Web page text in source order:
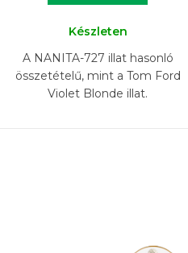
Készleten
A NANITA-727 illat hasonló
összetételű, mint a Tom Ford
Violet Blonde illat.